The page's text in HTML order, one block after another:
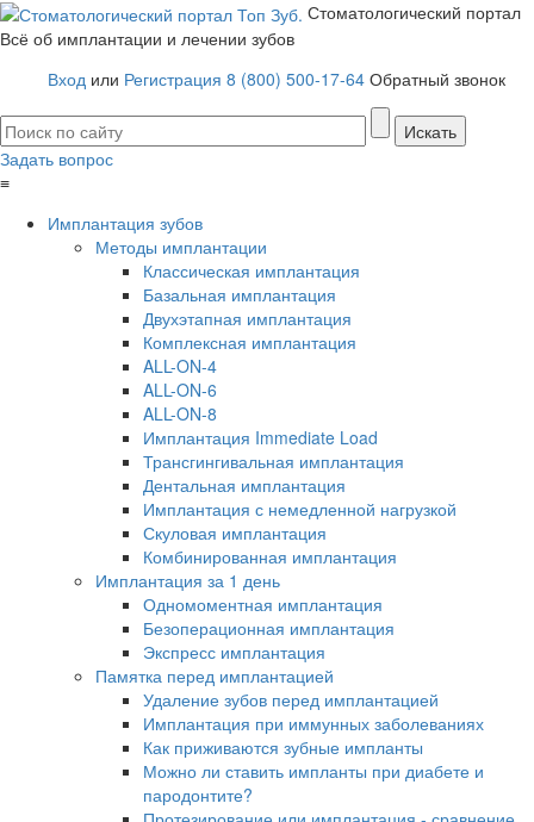
Стоматологический портал
Всё об имплантации и лечении зубов
Вход или Регистрация 8 (800) 500-17-64 Обратный звонок
Задать вопрос
≡
Имплантация зубов
Методы имплантации
Классическая имплантация
Базальная имплантация
Двухэтапная имплантация
Комплексная имплантация
ALL-ON-4
ALL-ON-6
ALL-ON-8
Имплантация Immediate Load
Трансгингивальная имплантация
Дентальная имплантация
Имплантация с немедленной нагрузкой
Скуловая имплантация
Комбинированная имплантация
Имплантация за 1 день
Одномоментная имплантация
Безоперационная имплантация
Экспресс имплантация
Памятка перед имплантацией
Удаление зубов перед имплантацией
Имплантация при иммунных заболеваниях
Как приживаются зубные импланты
Можно ли ставить импланты при диабете и
пародонтите?